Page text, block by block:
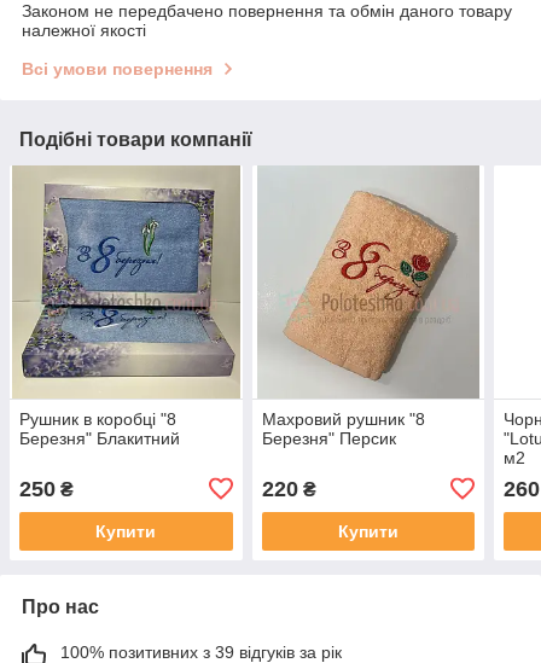
Законом не передбачено повернення та обмін даного товару
належної якості
Всі умови повернення
Подібні товари компанії
Рушник в коробці "8
Березня" Блакитний
250 ₴
Купити
Махровий рушник "8
Березня" Персик
220₴
Купити
м2
260
Про нас
100% позитивних з 39 відгуків за рік